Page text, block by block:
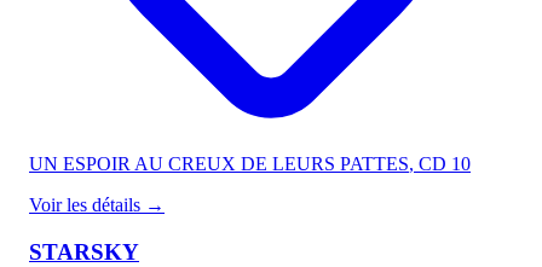
UN ESPOIR AU CREUX DE LEURS PATTES, CD 10
Voir les détails →
STARSKY